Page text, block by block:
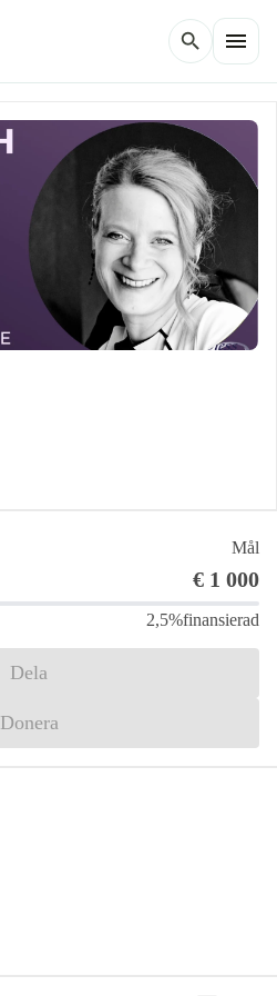
search menu
Mål
€ 1 000
2,5%finansierad
Dela
Donera